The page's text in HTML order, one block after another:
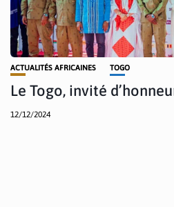
ACTUALITÉS AFRICAINES TOGO
Le Togo, invité
12/12/2024